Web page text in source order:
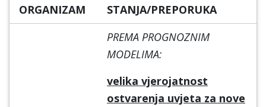
ORGANIZAM
STANJA/PREPORUKA
PREMA PROGNOZNIM
MODELIMA:
velika vjerojatnost
ostvarenja uvjeta za nove